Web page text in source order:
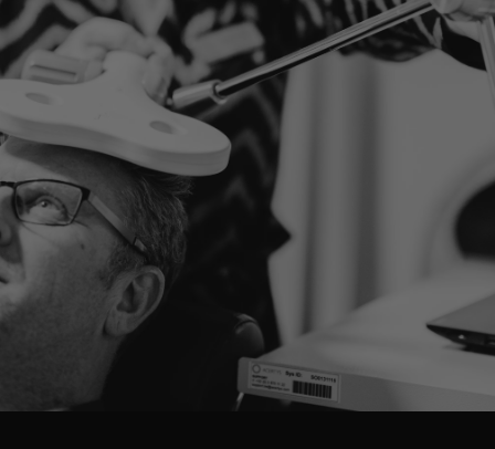
LATEN WE SAMEN JOUW SITUATIE BEKIJKEN
Klaar om de eerste stap
te zetten?
Onze specialisten staan klaar om je te helpen. Ontdek
welke behandelingen mogelijk zijn of plan een
consultatie.
MAAK EEN AFSPRAAK ONTDEK ALLE BEHANDELINGEN